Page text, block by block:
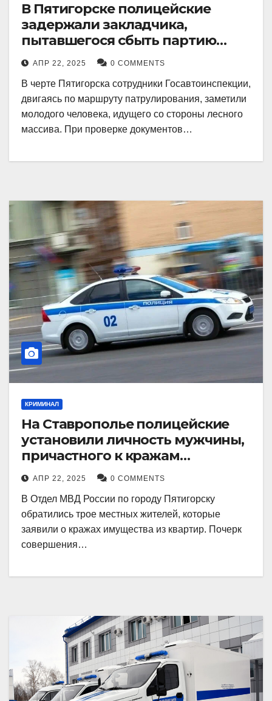
В Пятигорске полицейские
задержали закладчика,
пытавшегося сбыть партию
синтетического наркотика
АПР 22, 2025 0 COMMENTS
В черте Пятигорска сотрудники Госавтоинспекции,
двигаясь по маршруту патрулирования, заметили
молодого человека, идущего со стороны лесного
массива. При проверке документов…
КРИМИНАЛ
На Ставрополье полицейские
установили личность мужчины,
причастного к кражам
имущества из квартир в
Пятигорске
АПР 22, 2025 0 COMMENTS
В Отдел МВД России по городу Пятигорску
обратились трое местных жителей, которые
заявили о кражах имущества из квартир. Почерк
совершения…